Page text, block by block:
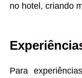
no hotel, criando
Para